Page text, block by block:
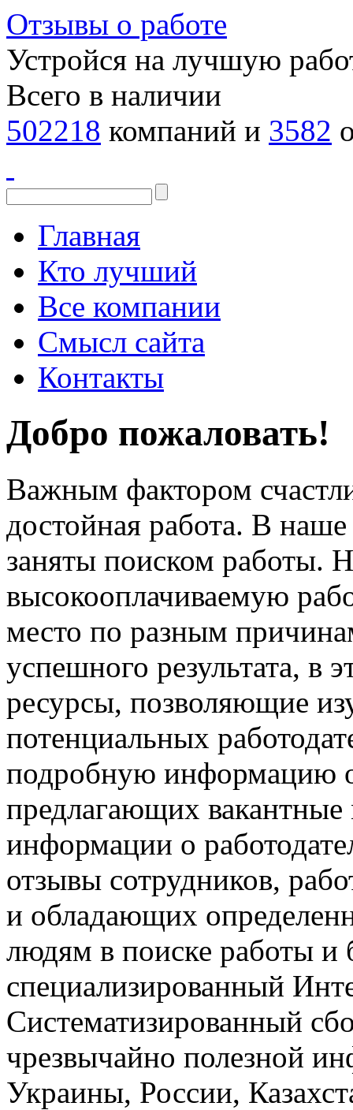
Отзывы о работе
Устройся на лучшую
Всего в наличии
502218 компаний и 3582
Главная
Кто лучший
Все компании
Смысл сайта
Контакты
Добро пожаловать!
Важным фактором
достойная работа. В
заняты поиском работы.
высокооплачиваемую
место по разным
успешного результата, в
ресурсы, позволяющие
потенциальных
подробную информацию
предлагающих
информации о
отзывы сотрудников,
и обладающих
людям в поиске работы и
специализированный
Систематизированный
чрезвычайно полезной
Украины, России,